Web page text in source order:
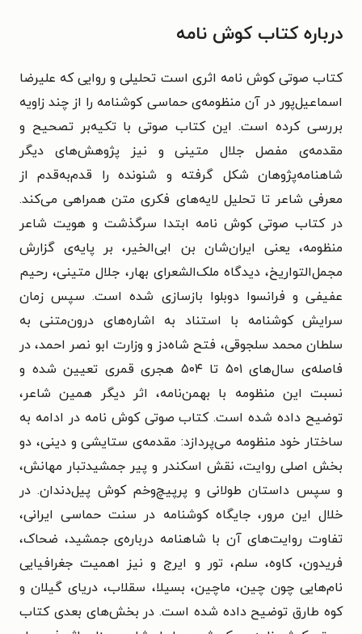
درباره کتاب کوش نامه
کتاب صوتی کوش نامه اثری است تحلیلی و روایی که علیرضا
اسماعیل‌پور در آن منظومه‌ی حماسی کوشنامه را از چند زاویه
بررسی کرده است. این کتاب صوتی با تکیه‌بر تصحیح و
مقدمه‌ی مفصل جلال متینی و نیز پژوهش‌های دیگر
شاهنامه‌پژوهان شکل گرفته و شنونده را قدم‌به‌قدم از
معرفی شاعر تا تحلیل لایه‌های فکری متن همراهی می‌کند.
در کتاب صوتی کوش نامه ابتدا سرگذشت و هویت شاعر
منظومه، یعنی ایران‌شان بن ابی‌الخیر، بر پایه‌ی گزارش
مجمل‌التواریخ، دیدگاه ملک‌الشعرای بهار، جلال متینی، رحیم
عفیفی و فرانسوا دوبلوا بازسازی شده است. سپس زمان
سرایش کوشنامه با استناد به اشاره‌های درون‌متنی به
سلطان محمد سلجوقی، فتح شاه‌دز و وزارت ابو نصر احمد، در
فاصله‌ی سال‌های ۵۰۱ تا ۵۰۴ هجری قمری تعیین شده و
نسبت این منظومه با بهمن‌نامه، اثر دیگر همین شاعر،
توضیح داده شده است. کتاب صوتی کوش نامه در ادامه به
ساختار خود منظومه می‌پردازد: مقدمه‌ی ستایشی و دینی، دو
بخش اصلی روایت، نقش اسکندر و پیر جمشیدتبار مهانش،
و سپس داستان طولانی و پرپیچ‌وخم کوش پیل‌دندان. در
خلال این مرور، جایگاه کوشنامه در سنت حماسی ایرانی،
تفاوت روایت‌های آن با شاهنامه درباره‌ی جمشید، ضحاک،
فریدون، کاوه، سلم، تور و ایرج و نیز اهمیت جغرافیایی
نام‌هایی چون چین، ماچین، بسیلا، سقلاب، دریای گیلان و
کوه طارق توضیح داده شده است. در بخش‌های بعدی کتاب